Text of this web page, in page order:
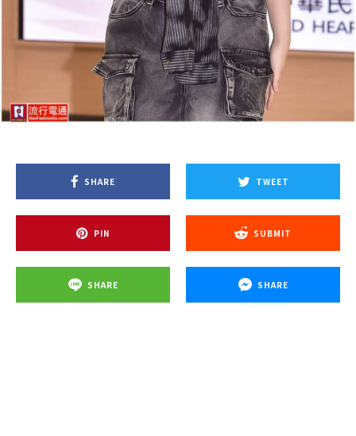
SHARE TWEET
PIN SUBMIT
SHARE SHARE